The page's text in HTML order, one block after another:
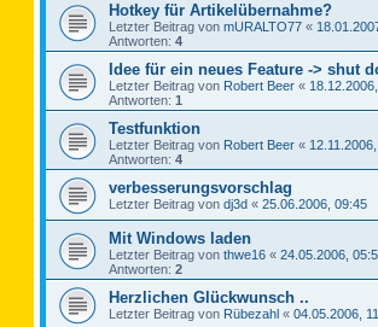
Hotkey für Artikelübernahme?
Letzter Beitrag von mURALTO77 «
Antworten: 4
Idee für ein neues Feature -> shut
Letzter Beitrag von Robert Beer «
Antworten: 1
Testfunktion
Letzter Beitrag von Robert Beer «
Antworten: 4
verbesserungsvorschlag
Letzter Beitrag von dj3d « 25.06.2006, 09:45
Mit Windows laden
Letzter Beitrag von thwe16 « 24.05.2006,
Antworten: 2
Herzlichen Glückwunsch ..
Letzter Beitrag von Rübezahl « 04.05.2006,